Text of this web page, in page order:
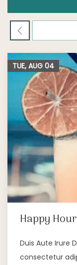
Happy Hour
Duis Aute Irure
consectetur
TUE, AUG 04